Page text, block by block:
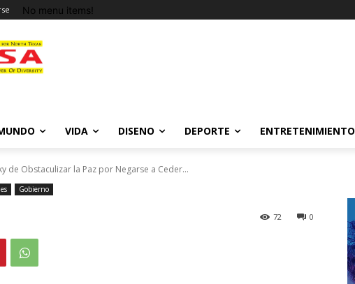
No menu items!
VIDA DISENO DEPORTE ENTRETENIMIENTO
de Obstaculizar la Paz por Negarse a Ceder...
Gobierno
0
72